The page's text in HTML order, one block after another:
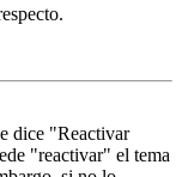
dice "Reactivar
"reactivar" el tema